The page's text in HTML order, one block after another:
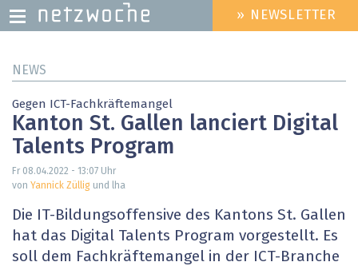
zum
HEADER
MENU
» NEWSLETTER
NEWS
Gegen ICT-Fachkräftemangel
Kanton St. Gallen lanciert Digital
Talents Program
Fr 08.04.2022 - 13:07 Uhr
von Yannick Züllig und lha
Die IT-Bildungsoffensive des Kantons St. Gallen
hat das Digital Talents Program vorgestellt. Es
soll dem Fachkräftemangel in der ICT-Branche